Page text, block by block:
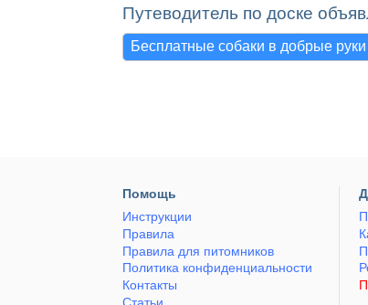
Путеводитель по доске
Бесплатные собаки в добрые руки
Помощь
Инструкции
Правила
Правила для питомников
Политика конфиденциальности
Контакты